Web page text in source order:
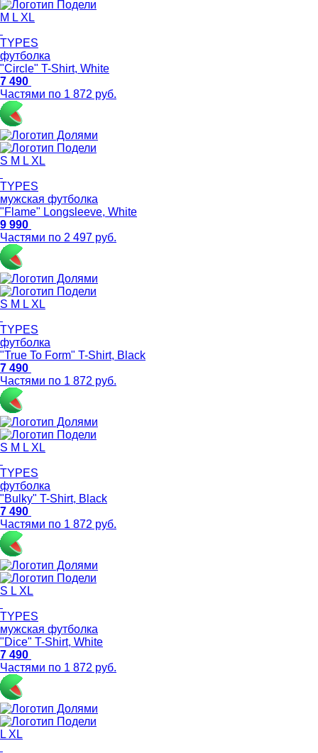
M L XL
TYPES
футболка
"Circle" T-Shirt, White
7 490
Частями по 1 872 руб.
S M L XL
TYPES
мужская футболка
"Flame" Longsleeve, White
9 990
Частями по 2 497 руб.
S M L XL
TYPES
футболка
"True To Form" T-Shirt, Black
7 490
Частями по 1 872 руб.
S M L XL
TYPES
футболка
"Bulky" T-Shirt, Black
7 490
Частями по 1 872 руб.
S L XL
TYPES
мужская футболка
"Dice" T-Shirt, White
7 490
Частями по 1 872 руб.
L XL